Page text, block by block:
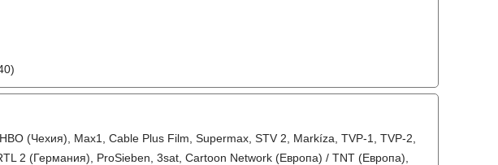
(Чехия), Max1, Cable Plus Film, Supermax, STV 2, Markíza, TVP-1, TVP-2,
2 (Германия), ProSieben, 3sat, Cartoon Network (Европа) / TNT (Европа),